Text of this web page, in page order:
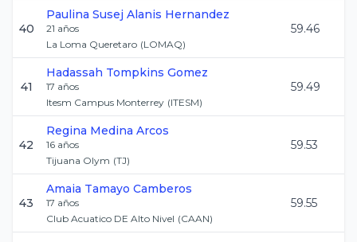
40
Paulina Susej Alanis Hernandez
21 años
La Loma Queretaro (LOMAQ)
59.46
41
Hadassah Tompkins Gomez
17 años
Itesm Campus Monterrey (ITESM)
59.49
42
Regina Medina Arcos
16 años
Tijuana Olym (TJ)
59.53
43
Amaia Tamayo Camberos
17 años
Club Acuatico DE Alto Nivel (CAAN)
59.55